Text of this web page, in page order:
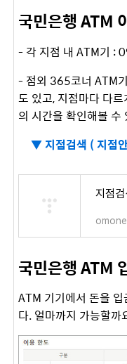
국민은행 ATM
- 각 지점 내 ATM기 :
- 점외 365코너 ATM
도 있고, 지점마다 다
의 시간을 확인해볼 수
▼지점검색 ( 지
지점
국민은행 ATM
ATM 기기에서 돈을
다. 얼마까지 가능할